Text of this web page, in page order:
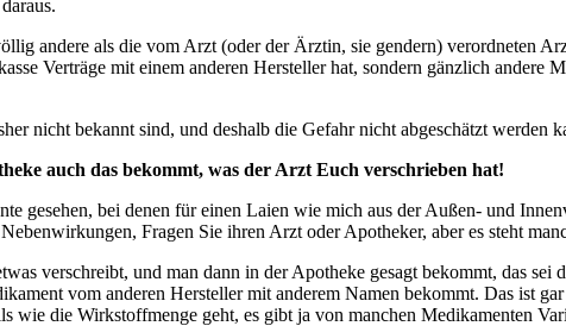
andere als die vom Arzt (oder der Ärztin, sie gendern) verordneten
Verträge mit einem anderen Hersteller hat, sondern gänzlich
nicht bekannt sind, und deshalb die Gefahr nicht abgeschätzt werden
auch das bekommt, was der Arzt Euch verschrieben hat!
gesehen, bei denen für einen Laien wie mich aus der Außen- und
Fragen Sie ihren Arzt oder Apotheker, aber es steht
verschreibt, und man dann in der Apotheke gesagt bekommt, das
vom anderen Hersteller mit anderem Namen bekommt. Das ist
wie die Wirkstoffmenge geht, es gibt ja von manchen Medikamenten